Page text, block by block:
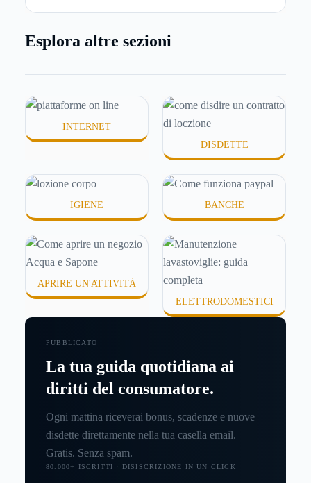
frequenti e aria condizionata possono renderla
meno confortevole. Eppure, proprio nei mesi caldi,
o difficili da assorbire.
Esplora altre sezioni
INTERNET
DISDETTE
IGIENE BANCHE
APRIRE UN'ATTIVITÀ
ELETTRODOMESTICI
PUBBLICATO
La tua guida quotidiana ai
diritti del consumatore.
Ogni mattina riceverai bonus, scadenze e nuove
disdette direttamente nella tua casella email.
Gratis. Senza spam.
80.000+ ISCRITTI · DISISCRIZIONE IN UN CLICK